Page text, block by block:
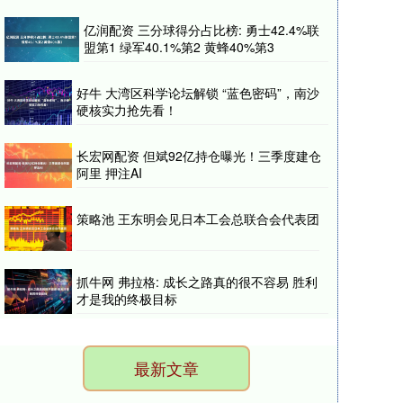
亿润配资 三分球得分占比榜: 勇士42.4%联
盟第1 绿军40.1%第2 黄蜂40%第3
好牛 大湾区科学论坛解锁 “蓝色密码”，南沙
硬核实力抢先看！
长宏网配资 但斌92亿持仓曝光！三季度建仓
阿里 押注AI
策略池 王东明会见日本工会总联合会代表团
抓牛网 弗拉格: 成长之路真的很不容易 胜利
才是我的终极目标
最新文章